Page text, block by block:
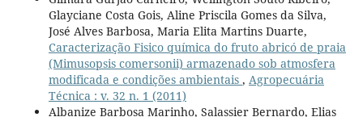
Glayciane Costa Gois, Aline Priscila Gomes da Silva,
José Alves Barbosa, Maria Elita Martins Duarte,
Caracterização Fisico química do fruto abricó de praia
(Mimusopsis comersonii) armazenado sob atmosfera
modificada e condições ambientais , Agropecuária
Técnica : v. 32 n. 1 (2011)
Albanize Barbosa Marinho, Salassier Bernardo, Elias